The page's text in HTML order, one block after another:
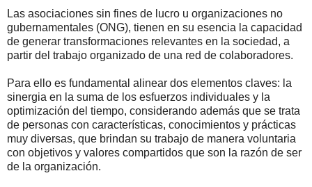
Las asociaciones sin fines de lucro u organizaciones no
gubernamentales (ONG), tienen en su esencia la capacidad
de generar transformaciones relevantes en la sociedad, a
partir del trabajo organizado de una red de colaboradores.
Para ello es fundamental alinear dos elementos claves: la
sinergia en la suma de los esfuerzos individuales y la
optimización del tiempo, considerando además que se trata
de personas con características, conocimientos y prácticas
muy diversas, que brindan su trabajo de manera voluntaria
con objetivos y valores compartidos que son la razón de ser
de la organización.